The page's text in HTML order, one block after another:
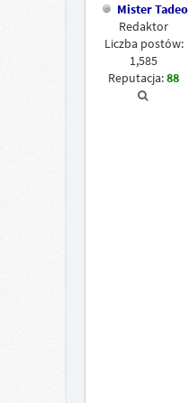
Mister Tadeo
Redaktor
Liczba postów:
1,585
Reputacja:88